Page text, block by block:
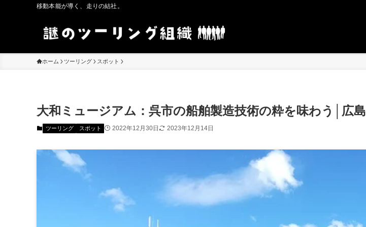
移動本能が導く、走りの結社。
ホーム ツーリング スポット
大和ミュージアム：呉市の船舶製造技術の粋を味わう│広島
ツーリング スポット 2022年12月30日 2023年12月14日